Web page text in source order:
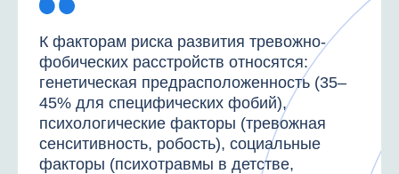
К факторам риска развития тревожно-
фобических расстройств относятся:
генетическая предрасположенность (35–
45% для специфических фобий),
психологические факторы (тревожная
сенситивность, робость), социальные
факторы (психотравмы в детстве,